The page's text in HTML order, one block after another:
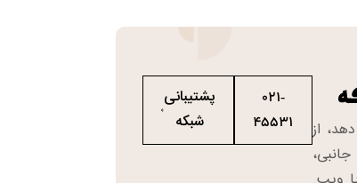
از
021-
45531
پشتیبانی
شبکه